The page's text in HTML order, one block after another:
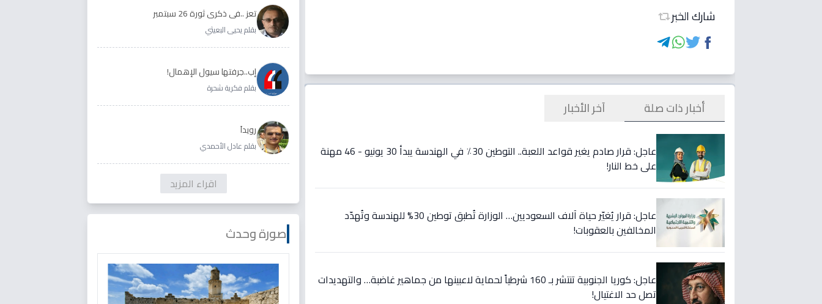
شارك الخبر
أخبار ذات صلة آخر الأخبار
عاجل: قرار صادم يغير قواعد اللعبة.. التوطين 30٪ في الهندسة يبدأ 30 يونيو - 46 مهنة
على خط النار!
عاجل: قرار يُغيّر حياة آلاف السعوديين… الوزارة تُطبق توطين 30% للهندسة وتُهدّد
المخالفين بالعقوبات!
عاجل: كوريا الجنوبية تنتشر بـ 160 شرطياً لحماية لاعبينها من جماهير غاضبة… والتهديدات
تصل حد الاغتيال!
تعز ..في ذكرى ثورة 26 سبتمبر
بقلم يحيى البعيثي
إب..جرفتها سيول الإهمال!
بقلم فكرية شحرة
رويداَ
بقلم عادل الأحمدي
اقراء المزيد
صورة وحدث